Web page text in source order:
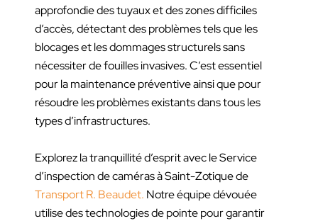
approfondie des tuyaux et des zones difficiles
d’accès, détectant des problèmes tels que les
blocages et les dommages structurels sans
nécessiter de fouilles invasives. C’est essentiel
pour la maintenance préventive ainsi que pour
résoudre les problèmes existants dans tous les
types d’infrastructures.
Explorez la tranquillité d’esprit avec le Service
d’inspection de caméras à Saint-Zotique de
Transport R. Beaudet. Notre équipe dévouée
utilise des technologies de pointe pour garantir